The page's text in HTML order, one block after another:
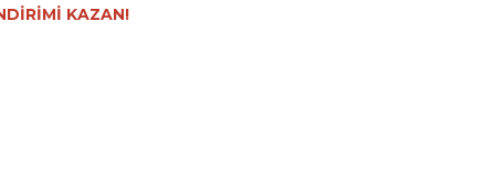
KAZAN!